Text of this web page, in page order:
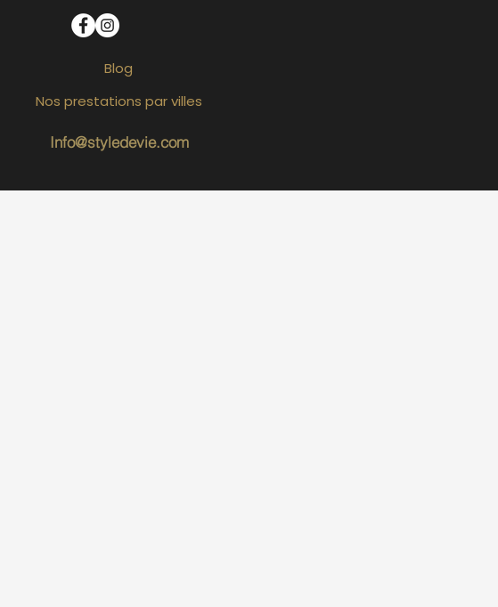
Blog
Info@styledevie.com
Nos prestations par villes